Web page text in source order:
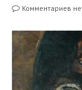
Комментариев